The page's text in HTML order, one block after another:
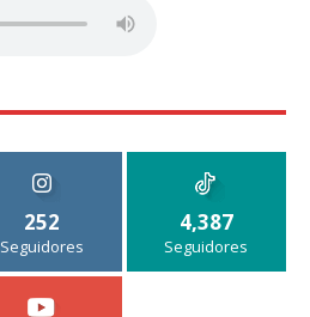
252
Seguidores
4,387
Seguidores